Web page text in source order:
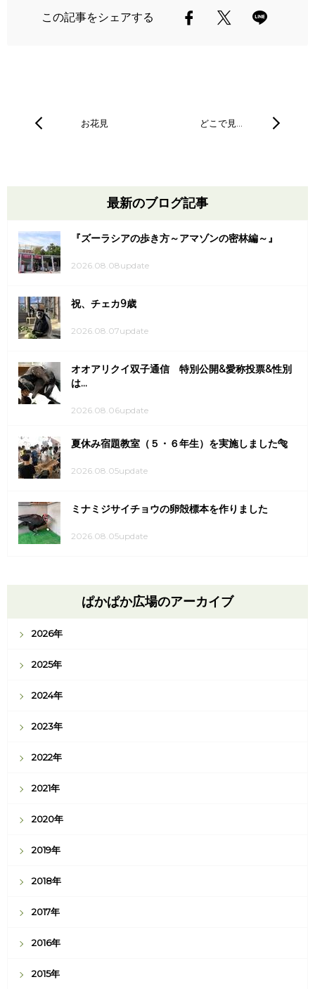
この記事をシェアする
お花見 どこで見…
最新のブログ記事
『ズーラシアの歩き方～アマゾンの密林編～』
2026.08.08update
祝、チェカ9歳
2026.08.07update
オオアリクイ双子通信 特別公開&愛称投票&性別
は...
2026.08.06update
夏休み宿題教室（５・６年生）を実施しました🐅
2026.08.05update
ミナミジサイチョウの卵殻標本を作りました
2026.08.05update
ぱかぱか広場のアーカイブ
2026年
2025年
2024年
2023年
2022年
2021年
2020年
2019年
2018年
2017年
2016年
2015年